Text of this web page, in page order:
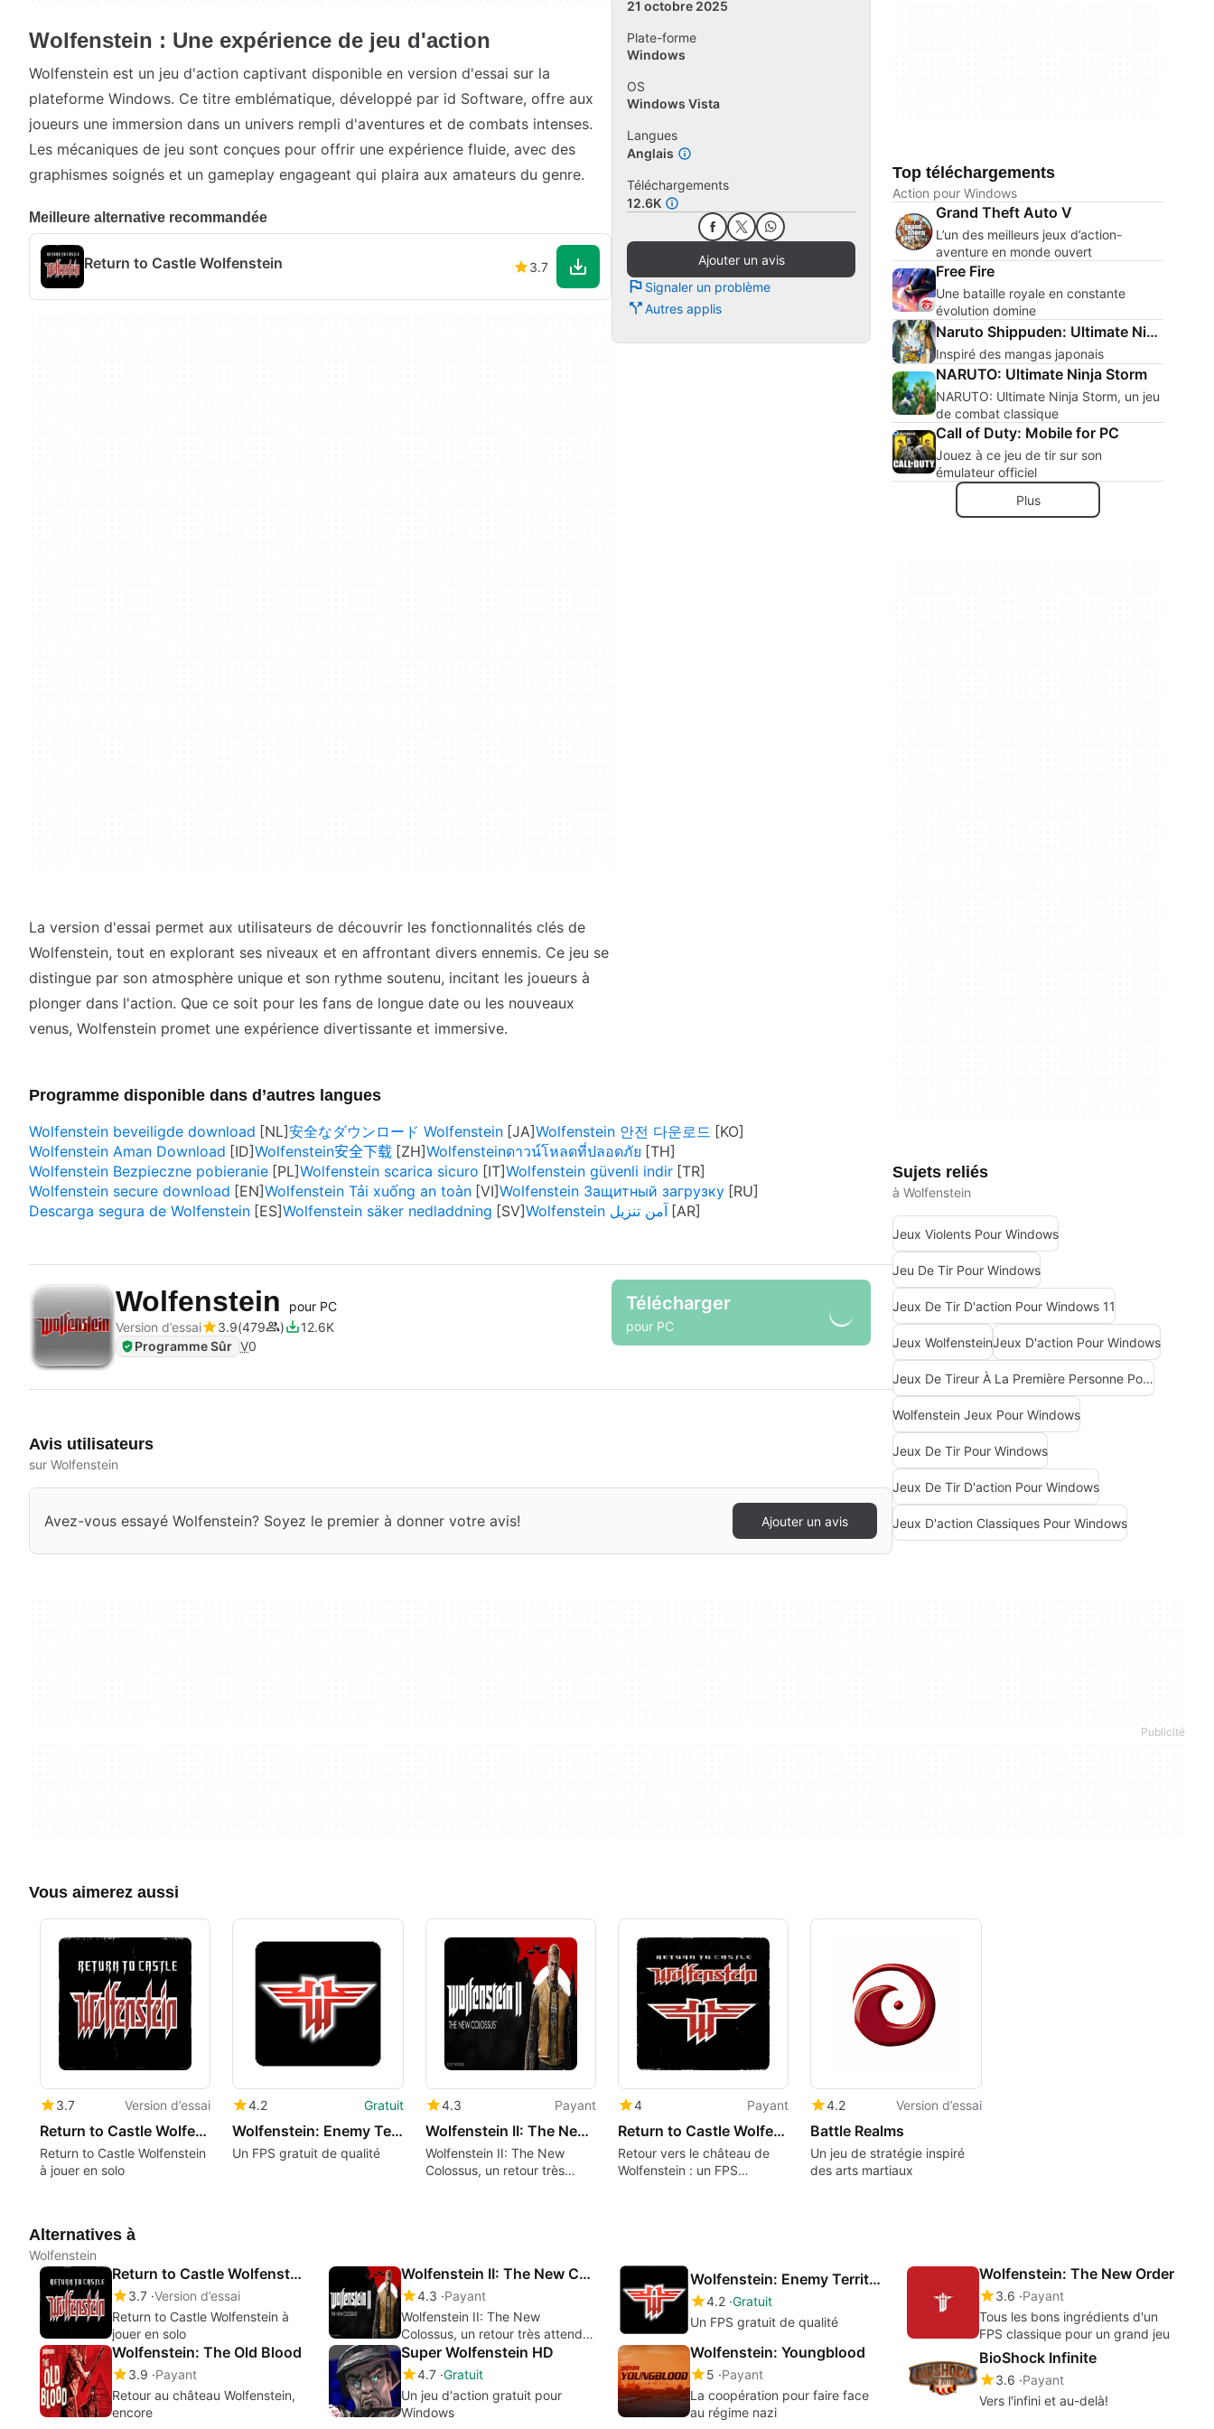
Wolfenstein : Une expérience de jeu d'action
Wolfenstein est un jeu d'action captivant disponible en version d'essai sur la
plateforme Windows. Ce titre emblématique, développé par id Software, offre aux
joueurs une immersion dans un univers rempli d'aventures et de combats intenses.
Les mécaniques de jeu sont conçues pour offrir une expérience fluide, avec des
graphismes soignés et un gameplay engageant qui plaira aux amateurs du genre.
Meilleure alternative recommandée
Return to Castle Wolfenstein 3.7
La version d'essai permet aux utilisateurs de découvrir les fonctionnalités clés de
Wolfenstein, tout en explorant ses niveaux et en affrontant divers ennemis. Ce jeu se
distingue par son atmosphère unique et son rythme soutenu, incitant les joueurs à
plonger dans l'action. Que ce soit pour les fans de longue date ou les nouveaux
venus, Wolfenstein promet une expérience divertissante et immersive.
21 octobre 2025
Plate-forme
Windows
OS
Windows Vista
Langues
Anglais
Téléchargements
12.6K
Ajouter un avis
Signaler un problème
Autres applis
Programme disponible dans d’autres langues
Wolfenstein beveiligde download
安全なダウンロード Wolfenstein
Wolfenstein 안전 다운로드
Wolfenstein Aman Download
Wolfenstein安全下载
Wolfensteinดาวน์โหลดที่ปลอดภัย
Wolfenstein Bezpieczne pobieranie
Wolfenstein scarica sicuro
Wolfenstein güvenli indir
Wolfenstein secure download
Wolfenstein Tải xuống an toàn
Wolfenstein Защитный загрузку
Descarga segura de Wolfenstein
Wolfenstein säker nedladdning Wolfenstein آمن تنزيل
Wolfenstein
pour PC
Version d’essai
3.9 479
12.6K
Programme Sûr V0
Télécharger
pour PC
Avis utilisateurs
sur Wolfenstein
Avez-vous essayé Wolfenstein? Soyez le premier à donner votre avis! Ajouter un avis
Top téléchargements
Action pour Windows
Grand Theft Auto V
L’un des meilleurs jeux d’action-
aventure en monde ouvert
Free Fire
Une bataille royale en constante
évolution domine
Naruto Shippuden: Ultimate Ninja Storm 4
Inspiré des mangas japonais
NARUTO: Ultimate Ninja Storm
NARUTO: Ultimate Ninja Storm, un jeu
de combat classique
Call of Duty: Mobile for PC
Jouez à ce jeu de tir sur son
émulateur officiel
Plus
Sujets reliés
à Wolfenstein
Jeux Violents Pour Windows
Jeu De Tir Pour Windows
Jeux De Tir D'action Pour Windows 11
Jeux WolfensteinJeux D'action Pour Windows
Jeux De Tireur À La Première Personne Pour Windows
Wolfenstein Jeux Pour Windows
Jeux De Tir Pour Windows
Jeux De Tir D'action Pour Windows
Jeux D'action Classiques Pour Windows
Vous aimerez aussi
3.7 Version d’essai
Return to Castle Wolfenstein
Return to Castle Wolfenstein
à jouer en solo
4.2 Gratuit
Wolfenstein: Enemy Territory
Un FPS gratuit de qualité
4.3 Payant
Wolfenstein II: The New Colossus
Wolfenstein II: The New
Colossus, un retour très
4 Payant
Return to Castle Wolfenstein
Retour vers le château de
Wolfenstein : un FPS
4.2 Version d’essai
Battle Realms
Un jeu de stratégie inspiré
des arts martiaux
Alternatives à
Wolfenstein
Return to Castle Wolfenstein
3.7 Version d’essai
Return to Castle Wolfenstein à
jouer en solo
Wolfenstein II: The New Colossus
4.3 Payant
Wolfenstein II: The New
Colossus, un retour très attendu
!
Wolfenstein: Enemy Territory
4.2 Gratuit
Un FPS gratuit de qualité
Wolfenstein: The New Order
3.6 Payant
Tous les bons ingrédients d'un
FPS classique pour un grand jeu
Wolfenstein: The Old Blood
3.9 Payant
Retour au château Wolfenstein,
encore
Super Wolfenstein HD
4.7 Gratuit
Un jeu d'action gratuit pour
Windows
Wolfenstein: Youngblood
5 Payant
La coopération pour faire face
au régime nazi
BioShock Infinite
3.6 Payant
Vers l'infini et au-delà!